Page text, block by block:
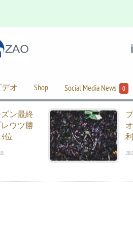
オ Shop Social Media News 0
ン最終
ウツ勝
位